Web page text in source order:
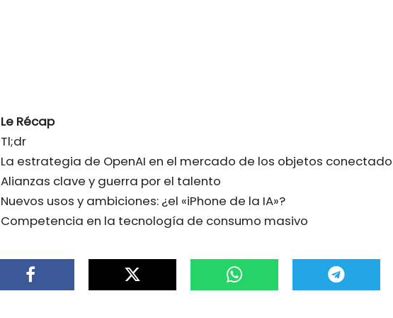
Le Récap
Tl;dr
La estrategia de OpenAI en el mercado de los objetos
Alianzas clave y guerra por el talento
Nuevos usos y ambiciones: ¿el «iPhone de la IA»?
Competencia en la tecnología de consumo masivo